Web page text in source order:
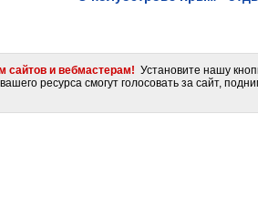
сайтов и вебмастерам! Установите нашу
ресурса смогут голосовать за сайт,